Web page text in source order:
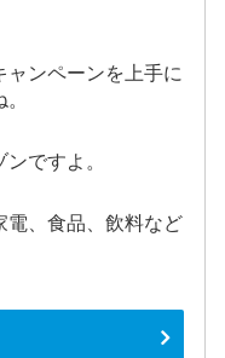
ャンペーンを上手に
ですよ。
電、食品、飲料など